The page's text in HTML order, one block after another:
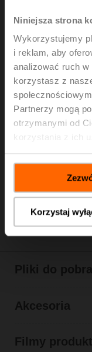
Niniejsza strona
Wykorzystujemy
i reklam, aby
analizować ruch
korzystasz z
Partnerzy mogą
otrzymanymi od
korzystania z ich
Korzystaj
Siłownik do zaw.
AC/DC 24 V, MP-
Skok 20 mm,
Cena katalogowa
Dodaj do listy
Udostępnij
Akcesoria
Filmy